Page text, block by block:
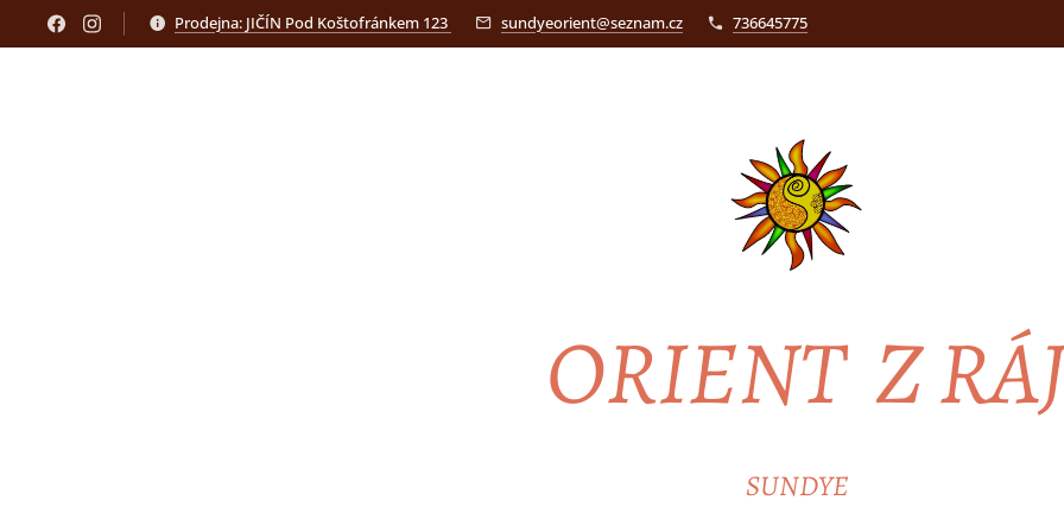
Prodejna: JIČÍN Pod Koštofránkem 123 sundyeorient@seznam.cz 736645775
ORIENT Z
SUNDYE